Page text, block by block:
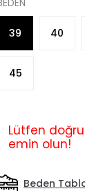
39 40
45
Lütfen
emin olun!
Beden